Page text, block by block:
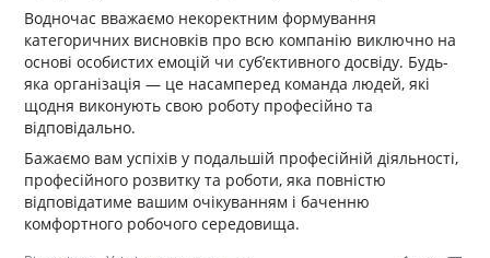
Водночас вважаємо некоректним формування
категоричних висновків про всю компанію виключно на
основі особистих емоцій чи суб’єктивного досвіду. Будь-
яка організація — це насамперед команда людей, які
щодня виконують свою роботу професійно та
відповідально.
Бажаємо вам успіхів у подальшій професійній діяльності,
професійного розвитку та роботи, яка повністю
відповідатиме вашим очікуванням і баченню
комфортного робочого середовища.